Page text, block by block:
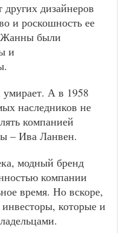
дизайнеров
и роскошность ее
Жанны были
и
А в 1958
наследников не
компанией
– Ива Ланвен.
модный бренд
компании
время. Но вскоре,
которые и